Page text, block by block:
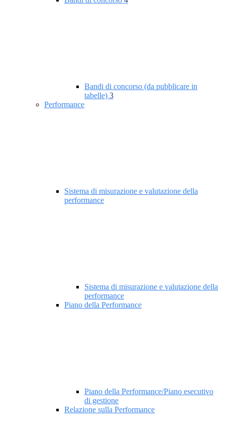
Bandi di concorso (da pubblicare in
tabelle) 3
Performance
Sistema di misurazione e valutazione della
performance
Sistema di misurazione e valutazione della
performance
Piano della Performance
Piano della Performance/Piano esecutivo
di gestione
Relazione sulla Performance